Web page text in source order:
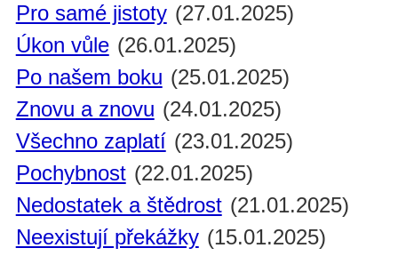
Pro samé jistoty (27.01.2025)
Úkon vůle (26.01.2025)
Po našem boku (25.01.2025)
Znovu a znovu (24.01.2025)
Všechno zaplatí (23.01.2025)
Pochybnost (22.01.2025)
Nedostatek a štědrost (21.01.2025)
Neexistují překážky (15.01.2025)